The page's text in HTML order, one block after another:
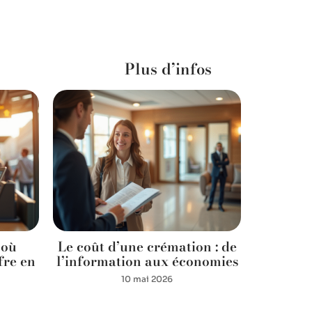
Plus d’infos
en
Le coût d’une crémation : de
l’information aux économies
10 mai 2026